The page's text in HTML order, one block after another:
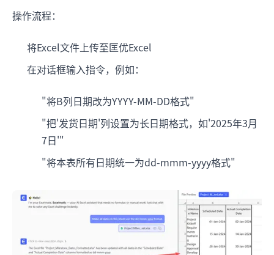
操作流程：
将Excel文件上传至匡优Excel
在对话框输入指令，例如：
"将B列日期改为YYYY-MM-DD格式"
"把'发货日期'列设置为长日期格式，如'2025年3月
7日'"
"将本表所有日期统一为dd-mmm-yyyy格式"